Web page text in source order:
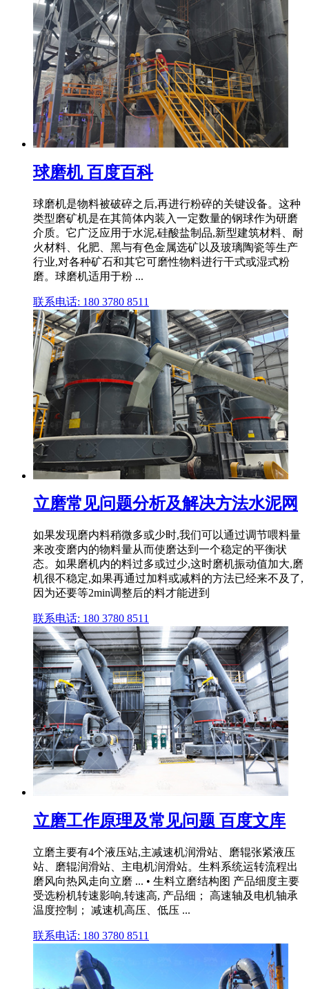
球磨机 百度百科
球磨机是物料被破碎之后,再进行粉碎的关键设备。这种
类型磨矿机是在其筒体内装入一定数量的钢球作为研磨
介质。它广泛应用于水泥,硅酸盐制品,新型建筑材料、耐
火材料、化肥、黑与有色金属选矿以及玻璃陶瓷等生产
行业,对各种矿石和其它可磨性物料进行干式或湿式粉
磨。球磨机适用于粉 ...
联系电话: 180 3780 8511
立磨常见问题分析及解决方法水泥网
如果发现磨内料稍微多或少时,我们可以通过调节喂料量
来改变磨内的物料量从而使磨达到一个稳定的平衡状
态。如果磨机内的料过多或过少,这时磨机振动值加大,磨
机很不稳定,如果再通过加料或减料的方法已经来不及了,
因为还要等2min调整后的料才能进到
联系电话: 180 3780 8511
立磨工作原理及常见问题 百度文库
立磨主要有4个液压站,主减速机润滑站、磨辊张紧液压
站、磨辊润滑站、主电机润滑站。生料系统运转流程出
磨风向热风走向立磨 ... • 生料立磨结构图 产品细度主要
受选粉机转速影响,转速高, 产品细； 高速轴及电机轴承
温度控制； 减速机高压、低压 ...
联系电话: 180 3780 8511